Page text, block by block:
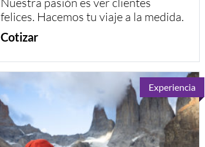
felices. Hacemos tu viaje a la medida.
Cotizar
Experiencia